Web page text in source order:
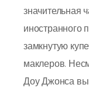
значительная
иностранного
замкнутую
маклеров.
Доу Джонса